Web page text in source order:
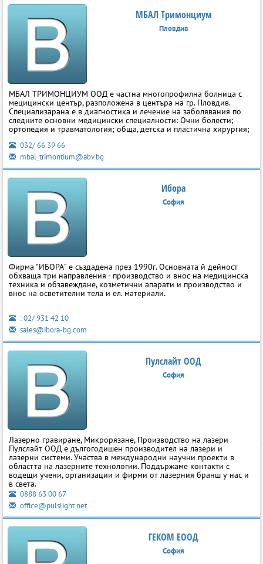
МБАЛ Тримонциум
Пловдив
МБАЛ ТРИМОНЦИУМ ООД е частна многопрофилна болница с
мецицински център, разположена в центъра на гр. Пловдив.
Специализарана е в диагностика и лечение на заболявания по
следните основни медицински специалности: Очни болести;
ортопедия и травматология; обща, детска и пластична хирургия;
032/ 66 39 66
mbal_trimontium@abv.bg
Ибора
София
Фирма "ИБОРА" е създадена през 1990г. Основната й дейност
обхваща три направления - производство и внос на медицинска
техника и обзавеждане, козметични апарати и производство и
внос на осветителни тела и ел. материали.
: 02/ 931 42 10
sales@ibora-bg.com
Пулслайт ООД
София
Лазерно гравиране, Микрорязане, Производство на лазери
Пулслайт ООД е дългогодишен производител на лазери и
лазерни системи. Участва в международни научни проекти в
областта на лазерните технологии. Поддържаме контакти с
водещи учени, организации и фирми от лазерния бранш у нас и
в света.
0888 63 00 67
office@pulslight.net
ГЕКОМ ЕООД
София